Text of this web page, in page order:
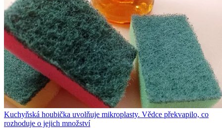
Kuchyňská houbička uvolňuje mikroplasty. Vědce překvapilo, co
rozhoduje o jejich množství